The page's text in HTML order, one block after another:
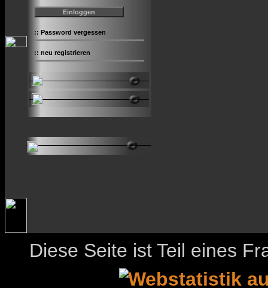
:: Password vergessen
:: neu registrieren
Diese Seite ist Teil eines